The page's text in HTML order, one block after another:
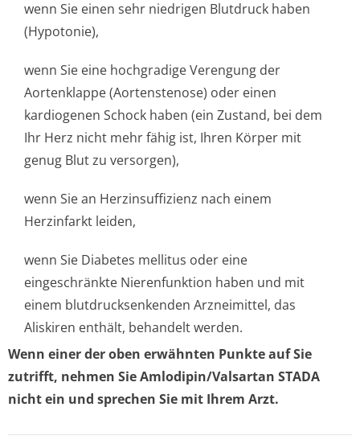
wenn Sie einen sehr niedrigen Blutdruck haben
(Hypotonie),
wenn Sie eine hochgradige Verengung der
Aortenklappe (Aortenstenose) oder einen
kardiogenen Schock haben (ein Zustand, bei dem
Ihr Herz nicht mehr fähig ist, Ihren Körper mit
genug Blut zu versorgen),
wenn Sie an Herzinsuffizienz nach einem
Herzinfarkt leiden,
wenn Sie Diabetes mellitus oder eine
eingeschränkte Nierenfunktion haben und mit
einem blutdrucksenkenden Arzneimittel, das
Aliskiren enthält, behandelt werden.
Wenn einer der oben erwähnten Punkte auf Sie
zutrifft, nehmen Sie Amlodipin/Valsartan STADA
nicht ein und sprechen Sie mit Ihrem Arzt.